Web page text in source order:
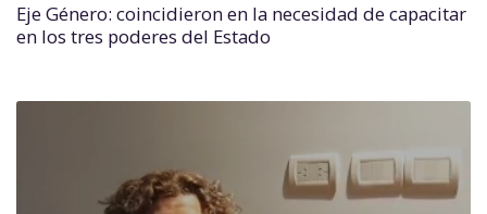
Eje Género: coincidieron en la necesidad de capacitar
en los tres poderes del Estado